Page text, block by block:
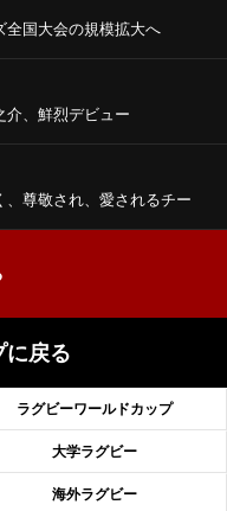
全国大会の規模拡大へ
介、鮮烈デビュー
、尊敬され、愛されるチー
杯の主審、遠のいた夢」
レニーHCの功績と財産
に戻る
ラグビーワールドカップ
大学ラグビー
海外ラグビー